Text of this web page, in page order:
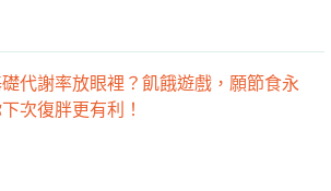
代謝率放眼裡？飢餓遊戲，願節食永
次復胖更有利！